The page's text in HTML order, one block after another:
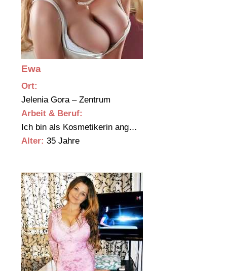
Ewa
Ort:
Jelenia Gora – Zentrum
Arbeit & Beruf:
Ich bin als Kosmetikerin ang…
Alter: 35 Jahre